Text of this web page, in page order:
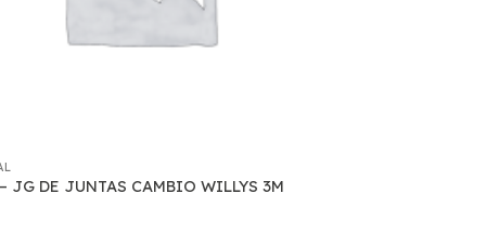
JG DE JUNTAS CAMBIO WILLYS 3M